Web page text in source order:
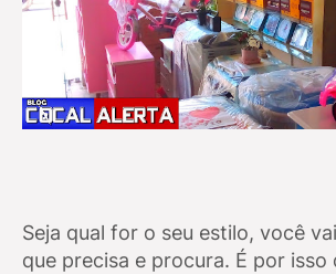
Seja qual for o seu estilo, você
que precisa e procura. É por isso